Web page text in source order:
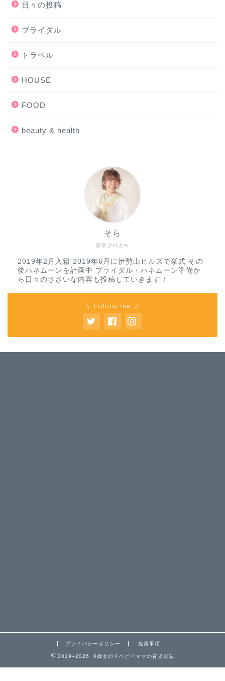
日々の投稿
ブライダル
トラベル
HOUSE
FOOD
beauty & health
新米ブロガー
そら
2019年2月入籍 2019年6月に伊勢山ヒルズで挙式 その
後ハネムーンを計画中 ブライダル・ハネムーン準備か
ら日々のささいな内容も投稿していきます！
＼ Follow me ／
プライバシーポリシー 免責事項
2019–2026 0歳女の子ベビーママの育児日記